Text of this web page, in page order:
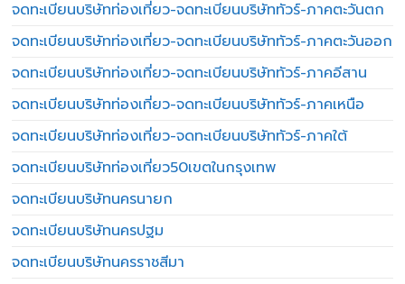
จดทะเบียนบริษัทท่องเที่ยว-จดทะเบียนบริษัททัวร์-ภาคตะวันตก
จดทะเบียนบริษัทท่องเที่ยว-จดทะเบียนบริษัททัวร์-ภาคตะวันออก
จดทะเบียนบริษัทท่องเที่ยว-จดทะเบียนบริษัททัวร์-ภาคอีสาน
จดทะเบียนบริษัทท่องเที่ยว-จดทะเบียนบริษัททัวร์-ภาคเหนือ
จดทะเบียนบริษัทท่องเที่ยว-จดทะเบียนบริษัททัวร์-ภาคใต้
จดทะเบียนบริษัทท่องเที่ยว50เขตในกรุงเทพ
จดทะเบียนบริษัทนครนายก
จดทะเบียนบริษัทนครปฐม
จดทะเบียนบริษัทนครราชสีมา